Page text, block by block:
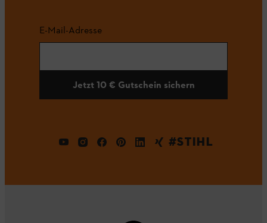
E-Mail-Adresse
Jetzt 10 € Gutschein sichern
#STIHL